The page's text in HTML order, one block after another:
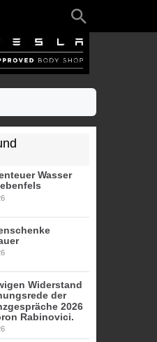
Wasser
Widerstand
der
2026
Rabinovici.